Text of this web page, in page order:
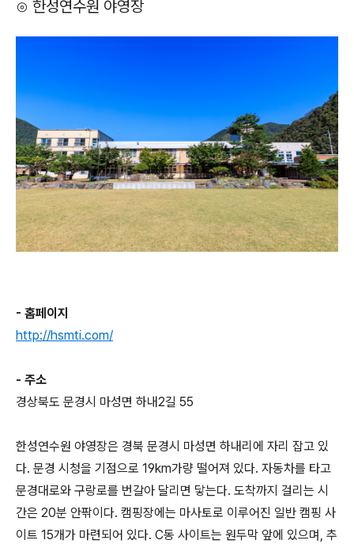
⊙ 한성연수원 야영장
- 홈페이지
http://hsmti.com/
- 주소
경상북도 문경시 마성면 하내2길 55
한성연수원 야영장은 경북 문경시 마성면 하내리에 자리 잡고 있
다. 문경 시청을 기점으로 19km가량 떨어져 있다. 자동차를 타고
문경대로와 구랑로를 번갈아 달리면 닿는다. 도착까지 걸리는 시
간은 20분 안팎이다. 캠핑장에는 마사토로 이루어진 일반 캠핑 사
이트 15개가 마련되어 있다. C동 사이트는 원두막 앞에 있으며, 추